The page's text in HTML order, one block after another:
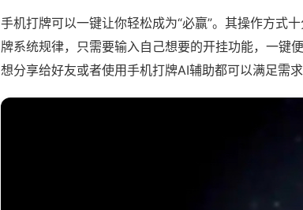
手机打牌可以一键让你轻松成为“必赢”。其操作方式
牌系统规律，只需要输入自己想要的开挂功能，一键
想分享给好友或者使用手机打牌AI辅助都可以满足需求